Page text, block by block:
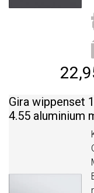
Gira wippenset
4.55 aluminium